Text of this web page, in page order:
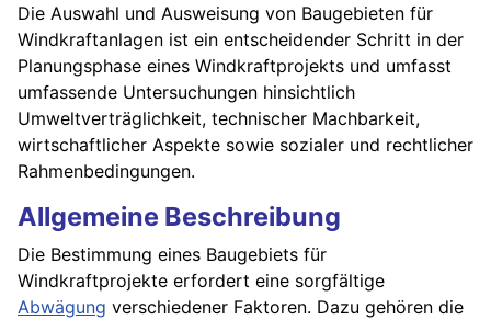
Die Auswahl und Ausweisung von Baugebieten für
Windkraftanlagen ist ein entscheidender Schritt in der
Planungsphase eines Windkraftprojekts und umfasst
umfassende Untersuchungen hinsichtlich
Umweltverträglichkeit, technischer Machbarkeit,
wirtschaftlicher Aspekte sowie sozialer und rechtlicher
Rahmenbedingungen.
Allgemeine Beschreibung
Die Bestimmung eines Baugebiets für
Windkraftprojekte erfordert eine sorgfältige
Abwägung verschiedener Faktoren. Dazu gehören die